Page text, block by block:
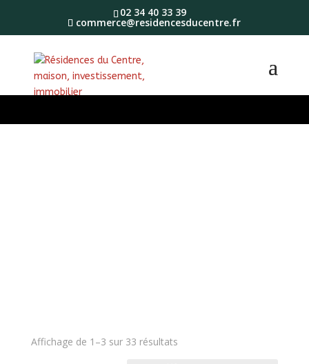
02 34 40 33 39
commerce@residencesducentre.fr
Rechercher
Affichage de 1–3 sur 33 résultats